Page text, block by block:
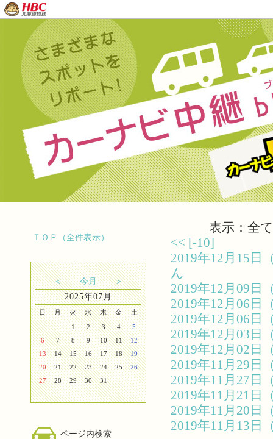
ＴＯＰ（全件表示）
＜ 今月
＞
2025年07月
日 月 火 水 木 金
土
1
2 3 4
5
6
7 8 9 10 11
12
13
14 15 16 17 18
19
20
21 22 23 24 25
26
27
28 29 30 31
ページ内検索
表示：全て
<< [-10]
2019年12月15
ん
2019年12月09
2019年12月06
2019年12月06
2019年12月03
2019年12月02
2019年11月29
2019年11月27
2019年11月21
2019年11月20
2019年11月13